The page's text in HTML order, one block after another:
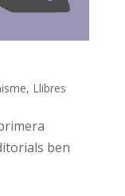
, Llibres
ben